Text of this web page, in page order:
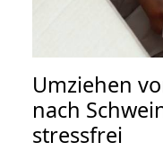
Umziehen
nach
stressfrei